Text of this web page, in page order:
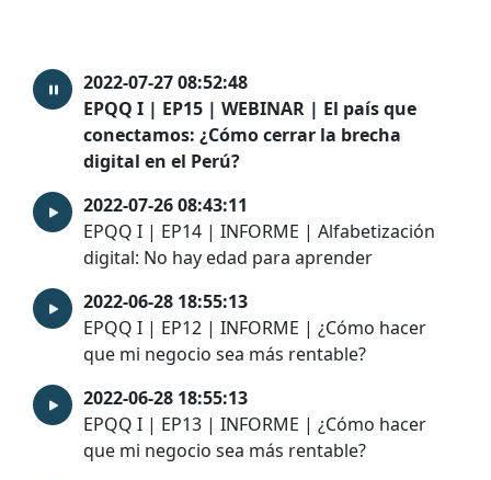
2022-07-27 08:52:48
EPQQ I | EP15 | WEBINAR | El país que
conectamos: ¿Cómo cerrar la brecha
digital en el Perú?
2022-07-26 08:43:11
EPQQ I | EP14 | INFORME | Alfabetización
digital: No hay edad para aprender
2022-06-28 18:55:13
EPQQ I | EP12 | INFORME | ¿Cómo hacer
que mi negocio sea más rentable?
2022-06-28 18:55:13
EPQQ I | EP13 | INFORME | ¿Cómo hacer
que mi negocio sea más rentable?